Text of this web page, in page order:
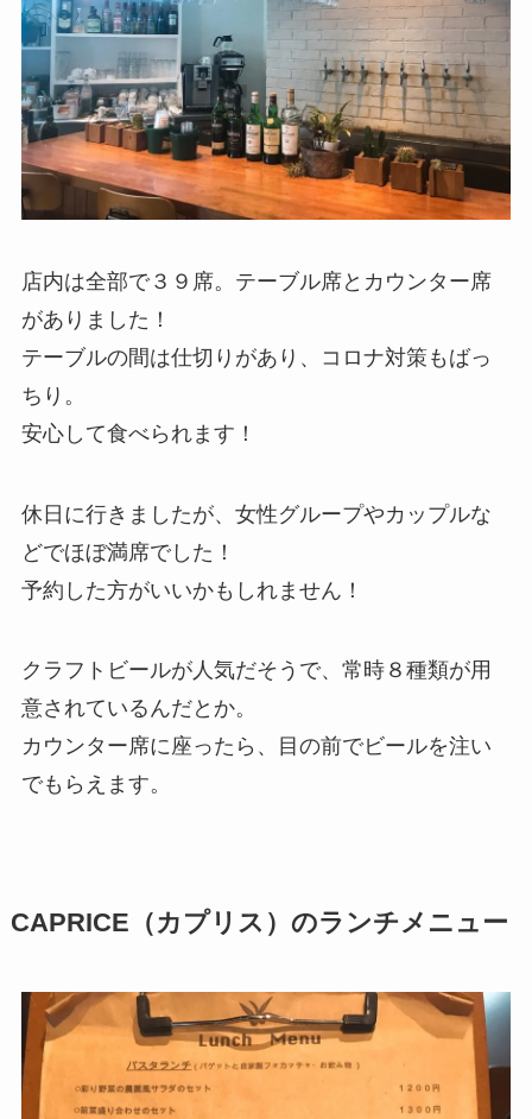
店内は全部で３９席。テーブル席とカウンター席
がありました！
テーブルの間は仕切りがあり、コロナ対策もばっ
ちり。
安心して食べられます！
休日に行きましたが、女性グループやカップルな
どでほぼ満席でした！
予約した方がいいかもしれません！
クラフトビールが人気だそうで、常時８種類が用
意されているんだとか。
カウンター席に座ったら、目の前でビールを注い
でもらえます。
CAPRICE（カプリス）のランチメニュー